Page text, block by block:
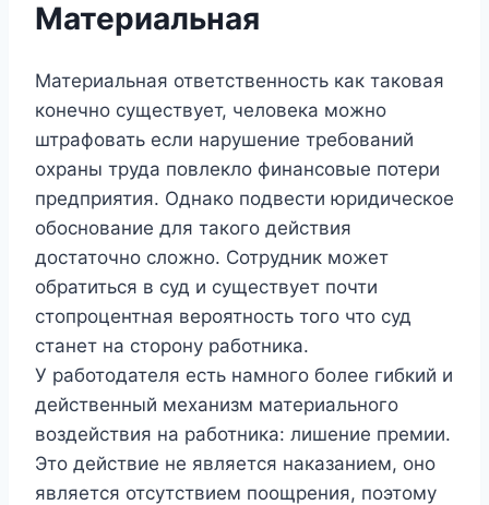
Материальная
Материальная ответственность как таковая
конечно существует, человека можно
штрафовать если нарушение требований
охраны труда повлекло финансовые потери
предприятия. Однако подвести юридическое
обоснование для такого действия
достаточно сложно. Сотрудник может
обратиться в суд и существует почти
стопроцентная вероятность того что суд
станет на сторону работника.
У работодателя есть намного более гибкий и
действенный механизм материального
воздействия на работника: лишение премии.
Это действие не является наказанием, оно
является отсутствием поощрения, поэтому